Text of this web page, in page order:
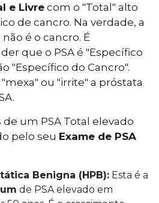
e Livre com o "Total" alto
de cancro. Na verdade, a
é o cancro. É
que o PSA é "Específico
"Específico do Cancro".
ou "irrite" a próstata
um PSA Total elevado
pelo seu Exame de PSA
Benigna (HPB): Esta é a
de PSA elevado em